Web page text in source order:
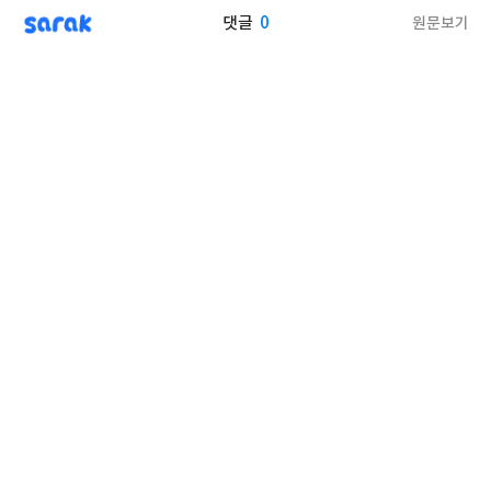
sarak 댓글 0 원문보기